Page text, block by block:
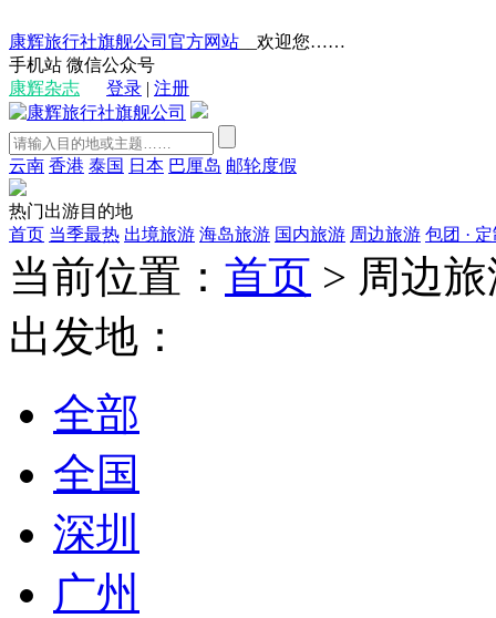
康辉旅行社旗舰公司官方网站 __欢迎您……
手机站 微信公众号
康辉杂志
登录 | 注册
云南 香港 泰国 日本 巴厘岛 邮轮度假
热门出游目的地
首页 当季最热 出境旅游 海岛旅游 国内旅游 周边旅游 包团 ·
当前位置： 首页 > 周边
出发地：
全部
全国
深圳
广州